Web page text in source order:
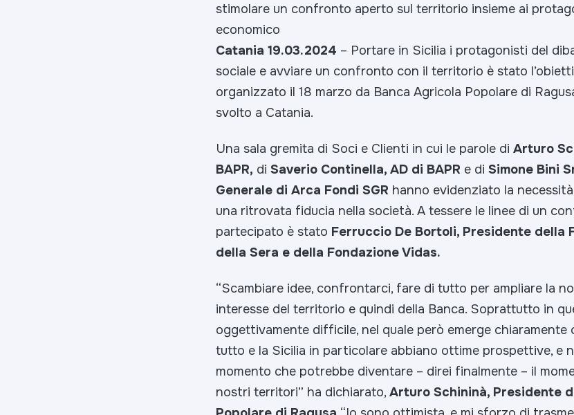
stimolare un confronto aperto sul territorio insieme ai
economico
Catania 19.03.2024 – Portare in Sicilia i protagonisti del
sociale e avviare un confronto con il territorio è stato
organizzato il 18 marzo da Banca Agricola Popolare di
svolto a Catania.
Una sala gremita di Soci e Clienti in cui le parole di Arturo
BAPR, di Saverio Continella, AD di BAPR e di Simone Bini
Generale di Arca Fondi SGR hanno evidenziato la
una ritrovata fiducia nella società. A tessere le linee di un
partecipato è stato Ferruccio De Bortoli, Presidente della
della Sera e della Fondazione Vidas.
“Scambiare idee, confrontarci, fare di tutto per ampliare la
interesse del territorio e quindi della Banca. Soprattutto in
oggettivamente difficile, nel quale però emerge chiaramente
tutto e la Sicilia in particolare abbiano ottime prospettive, e
momento che potrebbe diventare – direi finalmente – il
nostri territori” ha dichiarato, Arturo Schininà, Presidente